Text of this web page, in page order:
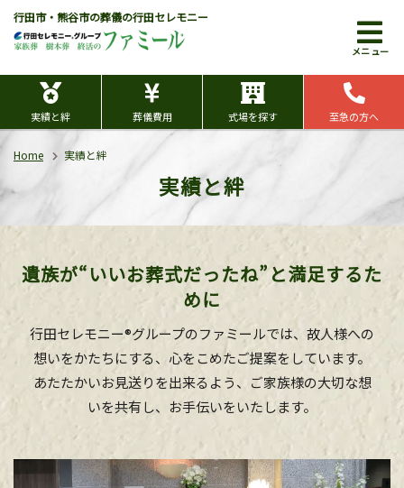
行田市・熊谷市の葬儀の行田セレモニー
メニュー
実績と絆 葬儀費用 式場を探す 至急の方へ
Home 実績と絆
実績と絆
遺族が“いいお葬式だったね”と満足するた
めに
行田セレモニー®グループのファミールでは、故人様への
想いをかたちにする、心をこめたご提案をしています。
あたたかいお見送りを出来るよう、ご家族様の大切な想
いを共有し、お手伝いをいたします。